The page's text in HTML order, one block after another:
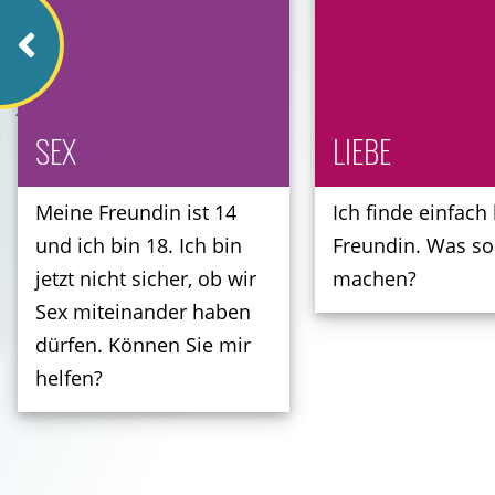
Slide
SEX
Meine Freundin ist 14
und ich bin 18. Ich bin
jetzt nicht sicher, ob wir
Sex miteinander haben
dürfen. Können Sie mir
helfen?
LIEBE
Ich finde einfach
Freundin. Was
machen?